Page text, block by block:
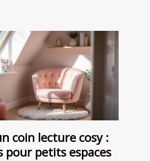
coin lecture cosy :
pour petits espaces